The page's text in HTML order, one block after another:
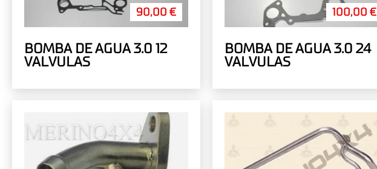
90,00 €
BOMBA DE AGUA 3.0 12
VALVULAS
100,00 €
BOMBA DE AGUA 3.0 24
VALVULAS